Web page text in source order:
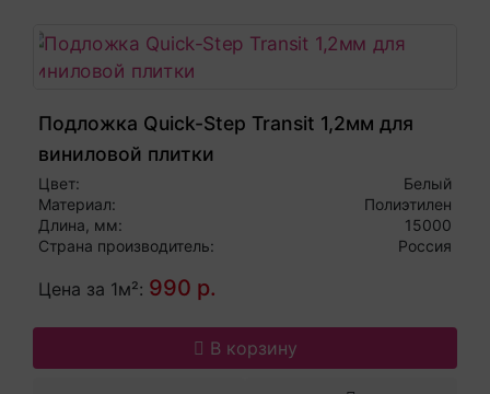
Подложка Quick-Step Transit 1,2мм для
виниловой плитки
Цвет:
Белый
Материал:
Полиэтилен
Длина, мм:
15000
Страна производитель:
Россия
Цена за 1м²: 990 р.
В корзину